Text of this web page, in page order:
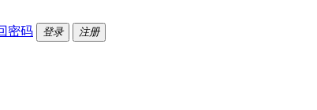
密码 登录 注册